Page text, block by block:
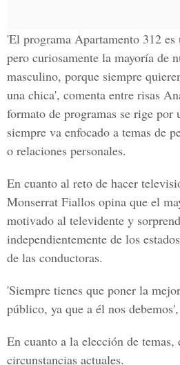
'El programa Apartamento 312
pero curiosamente la mayoría de
masculino, porque siempre
una chica', comenta entre risas
formato de programas se rige por
siempre va enfocado a temas de
o relaciones personales.
En cuanto al reto de hacer
Monserrat Fiallos opina que el
motivado al televidente y
independientemente de los
de las conductoras.
'Siempre tienes que poner la
público, ya que a él nos
En cuanto a la elección de temas,
circunstancias actuales.